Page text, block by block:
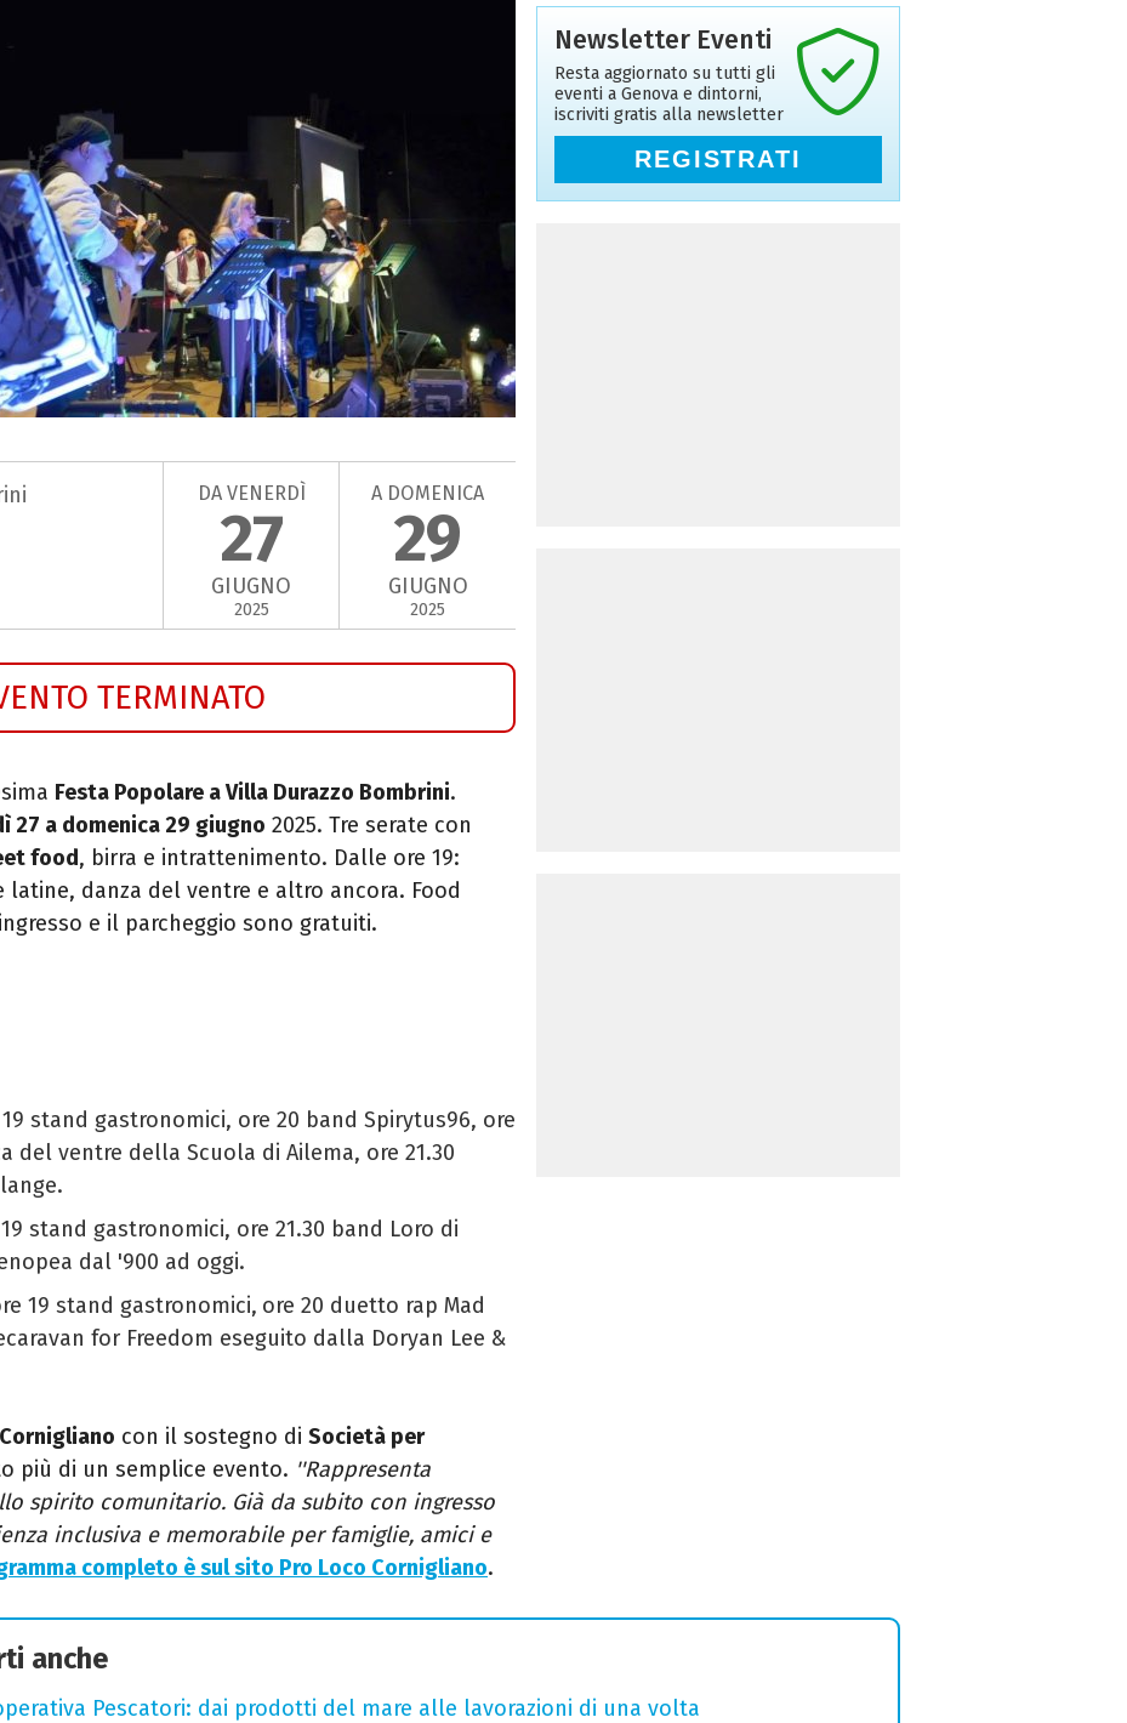
DA VENERDÌ
27
GIUGNO
2025
A DOMENICA
29
GIUGNO
2025
TERMINATO
Festa Popolare a Villa Durazzo Bombrini.
27 a domenica 29 giugno 2025. Tre serate con
food, birra e intrattenimento. Dalle ore 19:
danza del ventre e altro ancora. Food
e il parcheggio sono gratuiti.
stand gastronomici, ore 20 band Spirytus96, ore
del ventre della Scuola di Ailema, ore 21.30
stand gastronomici, ore 21.30 band Loro di
dal '900 ad oggi.
19 stand gastronomici, ore 20 duetto rap Mad
for Freedom eseguito dalla Doryan Lee &
con il sostegno di Società per
più di un semplice evento. ''Rappresenta
spirito comunitario. Già da subito con ingresso
inclusiva e memorabile per famiglie, amici e
completo è sul sito Pro Loco Cornigliano.
Newsletter Eventi
Resta aggiornato su tutti gli
eventi a Genova e dintorni,
iscriviti gratis alla newsletter
REGISTRATI
anche
Pescatori: dai prodotti del mare alle lavorazioni di una volta